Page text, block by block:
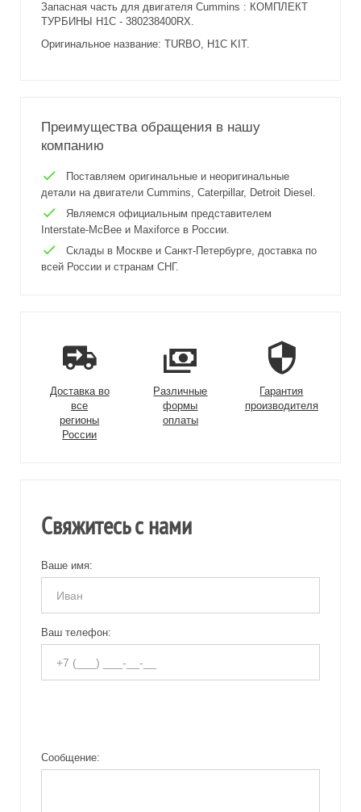
Запасная часть для двигателя Cummins : КОМПЛЕКТ
ТУРБИНЫ H1C - 380238400RX.
Оригинальное название: TURBO, H1C KIT.
Преимущества обращения в нашу
компанию
Поставляем оригинальные и неоригинальные
детали на двигатели Cummins, Caterpillar, Detroit Diesel.
Являемся официальным представителем
Interstate-McBee и Maxiforce в России.
Склады в Москве и Санкт-Петербурге, доставка по
всей России и странам СНГ.
Доставка во
все
регионы
России
Различные
формы
оплаты
Гарантия
производителя
Свяжитесь с нами
Ваше имя:
Ваш телефон:
Сообщение: